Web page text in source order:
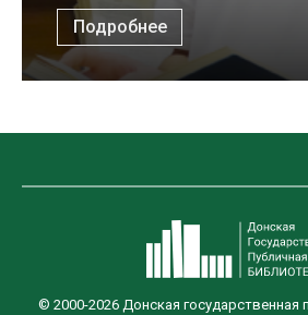
Подробнее
© 2000-2026 Донская государственная